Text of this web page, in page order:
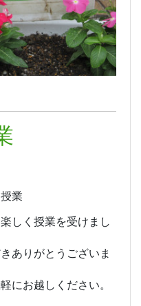
業
しく授業を受けまし
ありがとうございま
にお越しください。